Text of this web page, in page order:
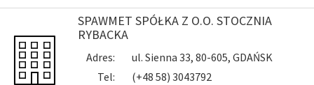
SPAWMET SPÓŁKA Z O.O. STOCZNIA
RYBACKA
Adres:
ul. Sienna 33, 80-605, GDAŃSK
Tel:
(+48 58) 3043792